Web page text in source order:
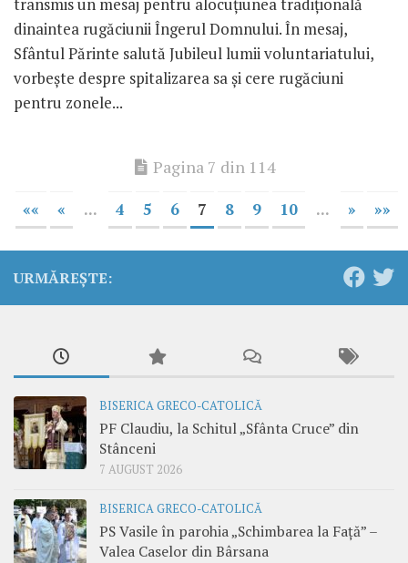
transmis un mesaj pentru alocuțiunea tradițională
dinaintea rugăciunii Îngerul Domnului. În mesaj,
Sfântul Părinte salută Jubileul lumii voluntariatului,
vorbește despre spitalizarea sa și cere rugăciuni
pentru zonele...
Pagina 7 din 114
«« « ... 4 5 6 7 8 9 10 ... » »»
URMĂREȘTE:
BISERICA GRECO-CATOLICĂ
PF Claudiu, la Schitul „Sfânta Cruce” din
Stânceni
7 AUGUST 2026
BISERICA GRECO-CATOLICĂ
PS Vasile în parohia „Schimbarea la Față” –
Valea Caselor din Bârsana